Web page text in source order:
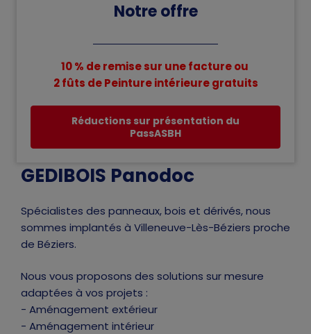
Notre offre
10 % de remise sur une facture ou
2 fûts de Peinture intérieure gratuits
Réductions sur présentation du
PassASBH
GEDIBOIS Panodoc
Spécialistes des panneaux, bois et dérivés, nous
sommes implantés à Villeneuve-Lès-Béziers proche
de Béziers.
Nous vous proposons des solutions sur mesure
adaptées à vos projets :
- Aménagement extérieur
- Aménagement intérieur